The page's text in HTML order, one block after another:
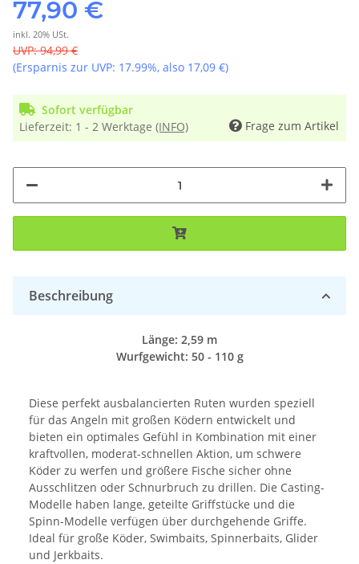
77,90 €
inkl. 20% USt.
UVP:94,99 €
(Ersparnis zur UVP: 17.99%, also 17,09 €)
Sofort verfügbar
Lieferzeit: 1 - 2 Werktage (INFO) Frage zum Artikel
Beschreibung
Länge: 2,59 m
Wurfgewicht: 50 - 110 g
Diese perfekt ausbalancierten Ruten wurden speziell
für das Angeln mit großen Ködern entwickelt und
bieten ein optimales Gefühl in Kombination mit einer
kraftvollen, moderat-schnellen Aktion, um schwere
Köder zu werfen und größere Fische sicher ohne
Ausschlitzen oder Schnurbruch zu drillen. Die Casting-
Modelle haben lange, geteilte Griffstücke und die
Spinn-Modelle verfügen über durchgehende Griffe.
Ideal für große Köder, Swimbaits, Spinnerbaits, Glider
und Jerkbaits.